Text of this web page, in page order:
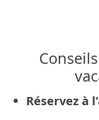
Réservez à